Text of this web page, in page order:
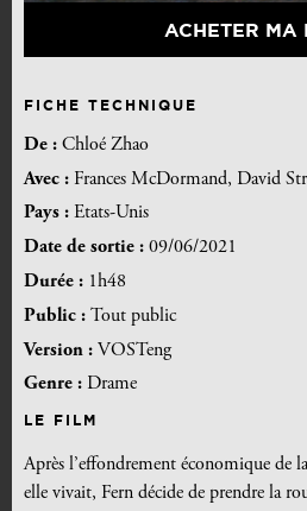
ACHETER MA
FICHE TECHNIQUE
De : Chloé Zhao
Avec : Frances McDormand, David
Pays : Etats-Unis
Date de sortie : 09/06/2021
Durée : 1h48
Public : Tout public
Version : VOSTeng
Genre : Drame
LE FILM
Après l’effondrement économique de
elle vivait, Fern décide de prendre la